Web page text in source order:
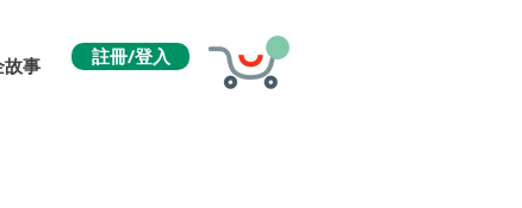
故事 註冊/登入